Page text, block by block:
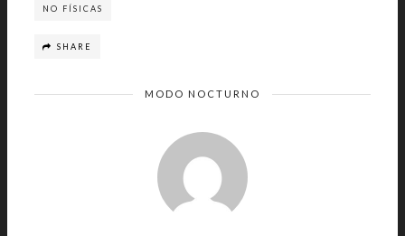
NO FÍSICAS
SHARE
MODO NOCTURNO